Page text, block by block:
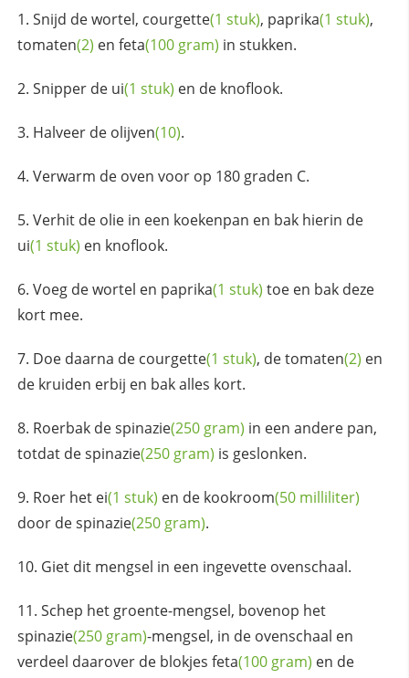
Snijd de wortel, courgette(1 stuk), paprika(1 stuk),
tomaten(2) en feta(100 gram) in stukken.
Snipper de ui(1 stuk) en de knoflook.
Halveer de olijven(10).
Verwarm de oven voor op 180 graden C.
Verhit de olie in een koekenpan en bak hierin de
ui(1 stuk) en knoflook.
Voeg de wortel en paprika(1 stuk) toe en bak deze
kort mee.
Doe daarna de courgette(1 stuk), detomaten(2) en
de kruiden erbij en bak alles kort.
Roerbak despinazie(250 gram) in een andere pan,
totdat despinazie(250 gram) is geslonken.
Roer het ei(1 stuk) en de kookroom(50 milliliter)
door despinazie(250 gram).
Giet dit mengsel in een ingevette ovenschaal.
Schep het groente-mengsel, bovenop het
spinazie(250 gram)-mengsel, in de ovenschaal en
verdeel daarover de blokjes feta(100 gram) en de